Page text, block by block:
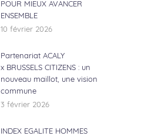
POUR MIEUX AVANCER
ENSEMBLE
10 février 2026
Partenariat ACALY
x BRUSSELS CITIZENS : un
nouveau maillot, une vision
commune
3 février 2026
INDEX EGALITE HOMMES